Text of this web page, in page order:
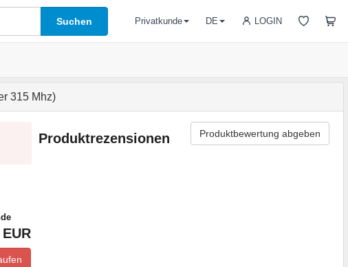
Suchen LOGIN
Privatkunde DE
315 Mhz)
Produktrezensionen Produktbewertung abgeben